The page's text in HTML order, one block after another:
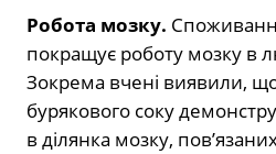
Робота мозку.
покращує роботу мозку в
Зокрема вчені виявили,
бурякового соку
в ділянка мозку,